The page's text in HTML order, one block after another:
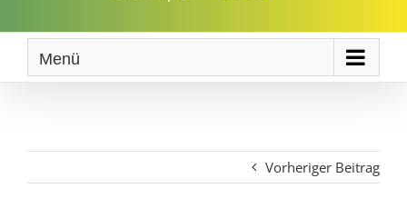
Menü
Vorheriger Beitrag